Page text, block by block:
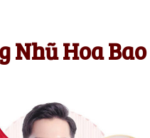
Nhũ Hoa